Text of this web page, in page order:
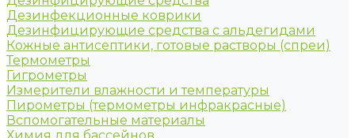
Дезинфекционные коврики
Дезинфицирующие средства с альдегидами
Кожные антисептики, готовые растворы (спреи)
Термометры
Гигрометры
Измерители влажности и температуры
Пирометры (термометры инфракрасные)
Вспомогательные материалы